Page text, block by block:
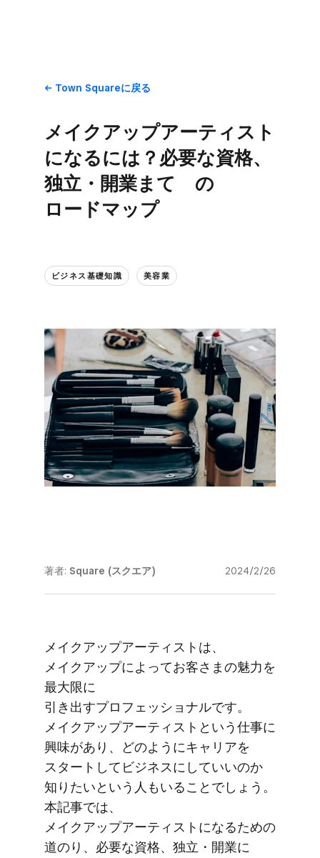
Town Squareに​戻る
メイクアップアーティスト
に​なるには？​必要な​資格、​
独立・開業まて​゙の​
ロードマップ
ビジネス基礎知識 美容業
著者: Square (スクエア) 2024/2/26
メイクアップアーティストは、​
メイクアップに​よってお客さまの​魅力を​
最大限に​
引き出すプロフェッショナルです。​
メイクアップアーティストと​いう​仕事に​
興味が​あり、​どのように​キャリアを​
スタートして​ビジネスに​していいのか​
知りたいと​いう​人も​いる​ことでしょう。​
本記事では、​
メイクアップアーティストに​なる​ための​
道のり、​必要な​資格、​独立・開業に​